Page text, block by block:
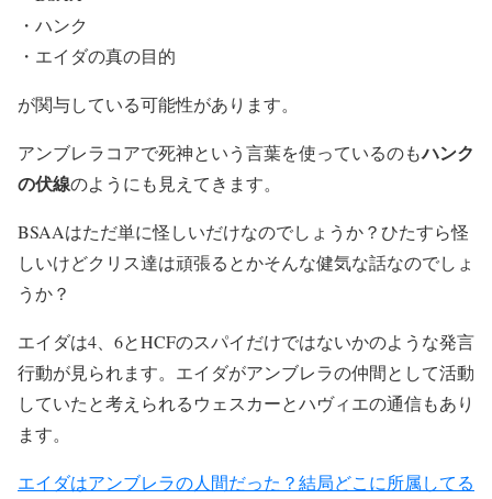
・ハンク
・エイダの真の目的
が関与している可能性があります。
アンブレラコアで死神という言葉を使っているのもハンク
の伏線のようにも見えてきます。
BSAAはただ単に怪しいだけなのでしょうか？ひたすら怪
しいけどクリス達は頑張るとかそんな健気な話なのでしょ
うか？
エイダは4、6とHCFのスパイだけではないかのような発言
行動が見られます。エイダがアンブレラの仲間として活動
していたと考えられるウェスカーとハヴィエの通信もあり
ます。
エイダはアンブレラの人間だった？結局どこに所属してる